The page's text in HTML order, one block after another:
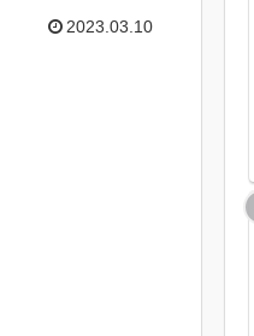
2023.03.10